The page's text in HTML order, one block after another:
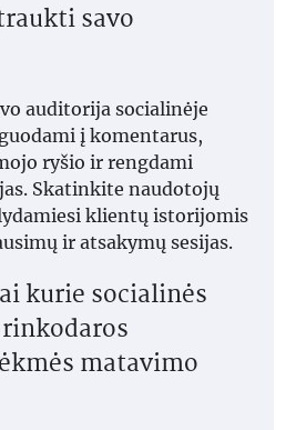
savo
auditorija socialinėje
į komentarus,
ryšio ir rengdami
Skatinkite naudotojų
klientų istorijomis
ir atsakymų sesijas.
kurie socialinės
matavimo